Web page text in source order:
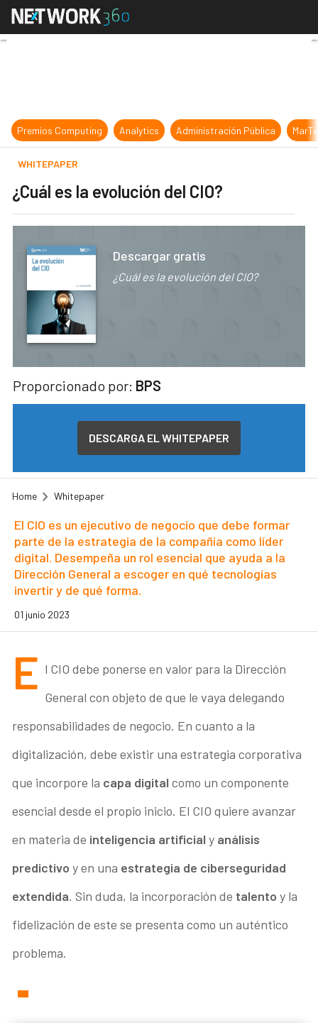
¿Cuál es la evolución del CIO?
Premios Computing Analytics Administración Pública
WHITEPAPER
¿Cuál es la evolución del CIO?
Descargar gratis
¿Cuál es la evolución del CIO?
Proporcionado por: BPS
DESCARGA EL WHITEPAPER
Home Whitepaper
El CIO es un ejecutivo de negocio que debe formar
parte de la estrategia de la compañía como líder
digital. Desempeña un rol esencial que ayuda a la
Dirección General a escoger en qué tecnologías
invertir y de qué forma.
01 junio 2023
E l CIO debe ponerse en valor para la Dirección
General con objeto de que le vaya delegando
responsabilidades de negocio. En cuanto a la
digitalización, debe existir una estrategia corporativa
que incorpore la capa digital como un componente
esencial desde el propio inicio. El CIO quiere avanzar
en materia de inteligencia artificial y análisis
predictivo y en una estrategia de ciberseguridad
extendida. Sin duda, la incorporación de talento y la
fidelización de este se presenta como un auténtico
problema.